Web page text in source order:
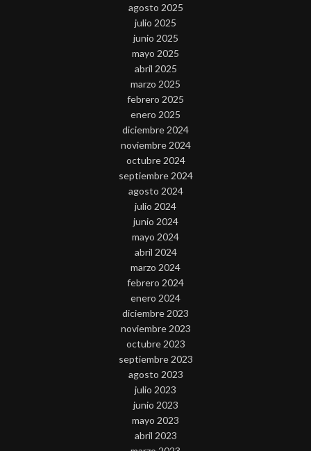
agosto 2025
julio 2025
junio 2025
mayo 2025
abril 2025
marzo 2025
febrero 2025
enero 2025
diciembre 2024
noviembre 2024
octubre 2024
septiembre 2024
agosto 2024
julio 2024
junio 2024
mayo 2024
abril 2024
marzo 2024
febrero 2024
enero 2024
diciembre 2023
noviembre 2023
octubre 2023
septiembre 2023
agosto 2023
julio 2023
junio 2023
mayo 2023
abril 2023